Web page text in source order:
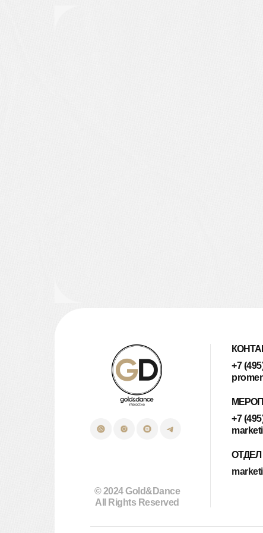
© 2024 Gold&Dance
All Rights Reserved
+7
+7